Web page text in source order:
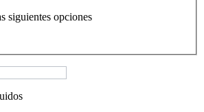
siguientes opciones